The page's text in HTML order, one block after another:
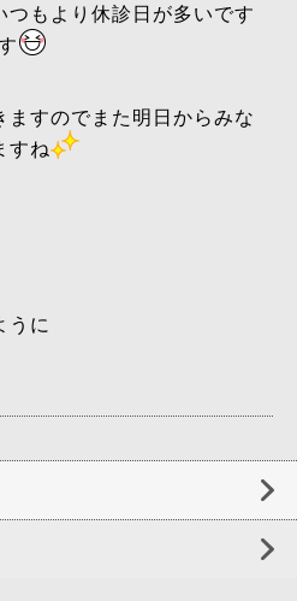
もより休診日が多いです
すのでまた明日からみな
すね
うに